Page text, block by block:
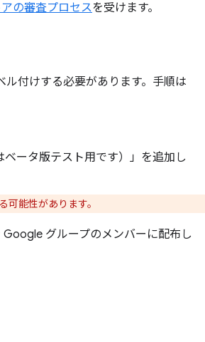
の審査プロセスを受けます。
付けする必要があります。手順は
ベータ版テスト用です）」を追加し
可能性があります。
グループのメンバーに配布し